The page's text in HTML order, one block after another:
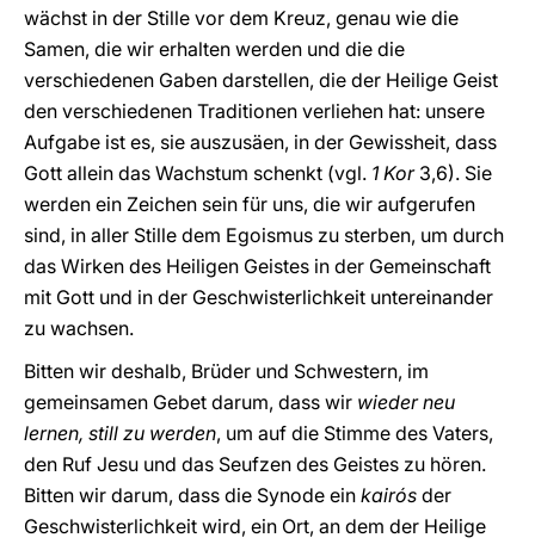
wächst in der Stille vor dem Kreuz, genau wie die
Samen, die wir erhalten werden und die die
verschiedenen Gaben darstellen, die der Heilige Geist
den verschiedenen Traditionen verliehen hat: unsere
Aufgabe ist es, sie auszusäen, in der Gewissheit, dass
Gott allein das Wachstum schenkt (vgl. 1 Kor3,6). Sie
werden ein Zeichen sein für uns, die wir aufgerufen
sind, in aller Stille dem Egoismus zu sterben, um durch
das Wirken des Heiligen Geistes in der Gemeinschaft
mit Gott und in der Geschwisterlichkeit untereinander
zu wachsen.
Bitten wir deshalb, Brüder und Schwestern, im
gemeinsamen Gebet darum, dass wir wieder neu
lernen, still zu werden, um auf die Stimme des Vaters,
den Ruf Jesu und das Seufzen des Geistes zu hören.
Bitten wir darum, dass die Synode ein kairós der
Geschwisterlichkeit wird, ein Ort, an dem der Heilige